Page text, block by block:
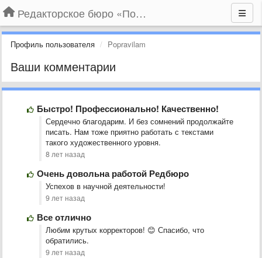
Редакторское бюро «По правилам»
Профиль пользователя Popravilam
Ваши комментарии
Быстро! Профессионально! Качественно!
Сердечно благодарим. И без сомнений продолжайте
писать. Нам тоже приятно работать с текстами
такого художественного уровня.
8 лет назад
Очень довольна работой Редбюро
Успехов в научной деятельности!
9 лет назад
Все отлично
Любим крутых корректоров! 😊 Спасибо, что
обратились.
9 лет назад